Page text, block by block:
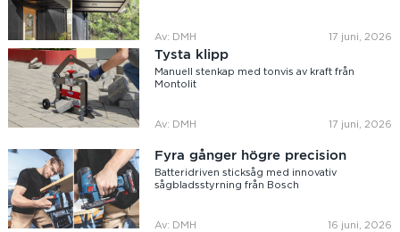
Av: DMH 17 juni, 2026
Tysta klipp
Manuell stenkap med tonvis av kraft från
Montolit
Av: DMH 17 juni, 2026
Fyra gånger högre precision
Batteridriven sticksåg med innovativ
sågbladsstyrning från Bosch
Av: DMH 16 juni, 2026